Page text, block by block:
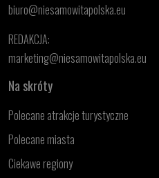
biuro@niesamowitapolska.eu
REDAKCJA:
marketing@niesamowitapolska.eu
Na skróty
Polecane atrakcje turystyczne
Polecane miasta
Ciekawe regiony